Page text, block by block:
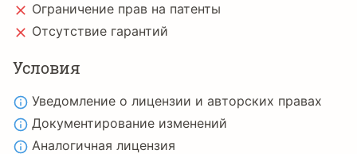
Ограничение прав на патенты
Отсутствие гарантий
Условия
Уведомление о лицензии и авторских правах
Документирование изменений
Аналогичная лицензия